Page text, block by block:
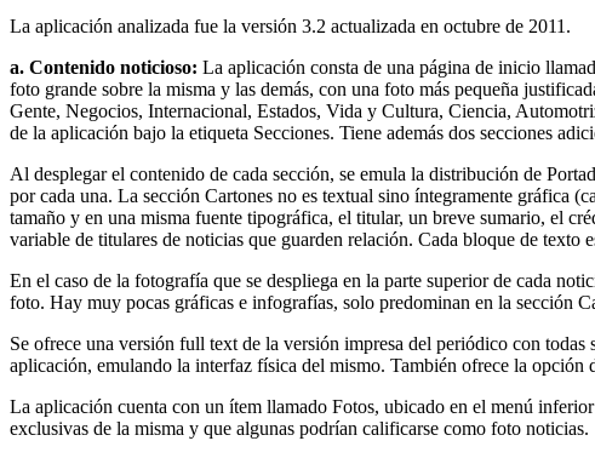
La aplicación analizada fue la versión 3.2 actualizada en octubre de 2011.
a. Contenido noticioso: La aplicación consta de una página de inicio
foto grande sobre la misma y las demás, con una foto más pequeña
Gente, Negocios, Internacional, Estados, Vida y Cultura, Ciencia,
de la aplicación bajo la etiqueta Secciones. Tiene además dos secciones
Al desplegar el contenido de cada sección, se emula la distribución de
por cada una. La sección Cartones no es textual sino íntegramente gráfica
tamaño y en una misma fuente tipográfica, el titular, un breve sumario, el
variable de titulares de noticias que guarden relación. Cada bloque de
En el caso de la fotografía que se despliega en la parte superior de cada
foto. Hay muy pocas gráficas e infografías, solo predominan en la sección
Se ofrece una versión full text de la versión impresa del periódico con
aplicación, emulando la interfaz física del mismo. También ofrece la opción
La aplicación cuenta con un ítem llamado Fotos, ubicado en el menú
exclusivas de la misma y que algunas podrían calificarse como foto noticias.